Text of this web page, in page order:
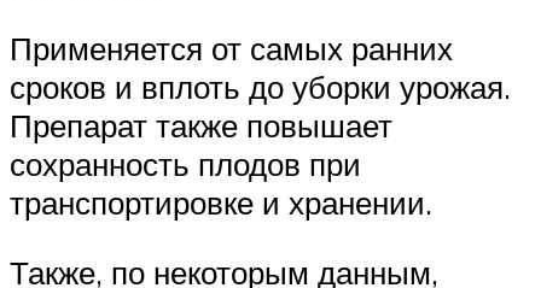
Применяется от самых ранних
сроков и вплоть до уборки урожая.
Препарат также повышает
сохранность плодов при
транспортировке и хранении.
Также, по некоторым данным,